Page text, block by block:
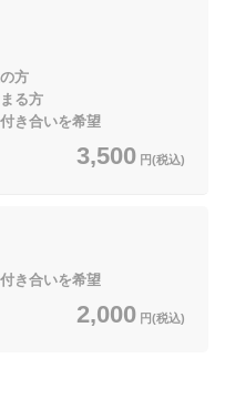
方
る方
き合いを希望
3,500 円(税込)
き合いを希望
2,000 円(税込)